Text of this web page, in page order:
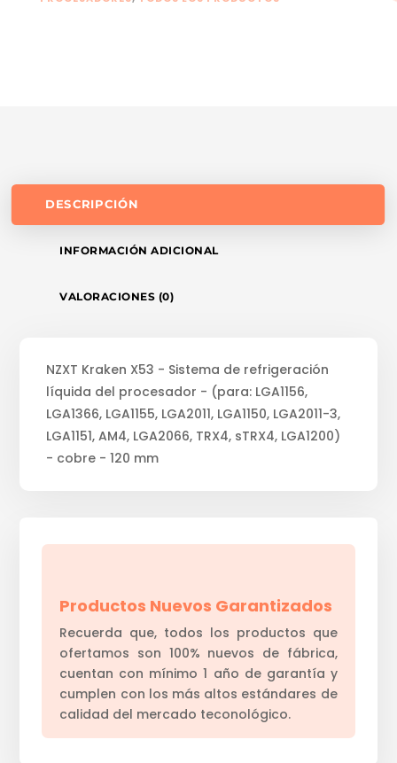
DESCRIPCIÓN
INFORMACIÓN ADICIONAL
VALORACIONES (0)
NZXT Kraken X53 - Sistema de refrigeración
líquida del procesador - (para: LGA1156,
LGA1366, LGA1155, LGA2011, LGA1150, LGA2011-3,
LGA1151, AM4, LGA2066, TRX4, sTRX4, LGA1200)
- cobre - 120 mm
Productos Nuevos Garantizados
Recuerda que, todos los productos que
ofertamos son 100% nuevos de fábrica,
cuentan con mínimo 1 año de garantía y
cumplen con los más altos estándares de
calidad del mercado teconológico.